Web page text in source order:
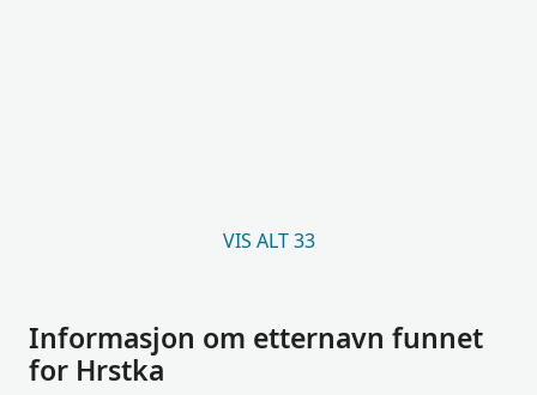
VIS ALT 33
Informasjon om etternavn funnet
for Hrstka